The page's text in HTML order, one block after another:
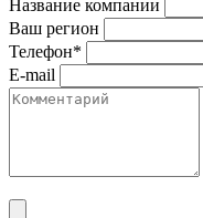
Название компании
Ваш регион
Телефон*
E-mail